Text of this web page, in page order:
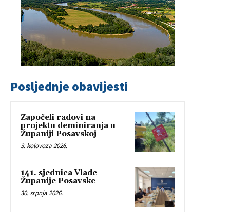
Posljednje obavijesti
Započeli radovi na
projektu deminiranja u
Županiji Posavskoj
3. kolovoza 2026.
141. sjednica Vlade
Županije Posavske
30. srpnja 2026.